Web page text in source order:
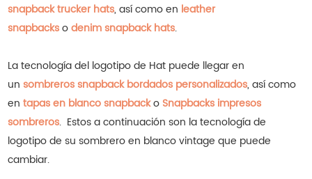
snapback trucker hats, así como en leather
snapbacksodenim snapback hats.
La tecnología del logotipo de Hat puede llegar en
un sombreros snapback bordados personalizados, así como
entapas en blanco snapbacko Snapbacks impresos
sombreros. Estos a continuación son la tecnología de
logotipo de su sombrero en blanco vintage que puede
cambiar.